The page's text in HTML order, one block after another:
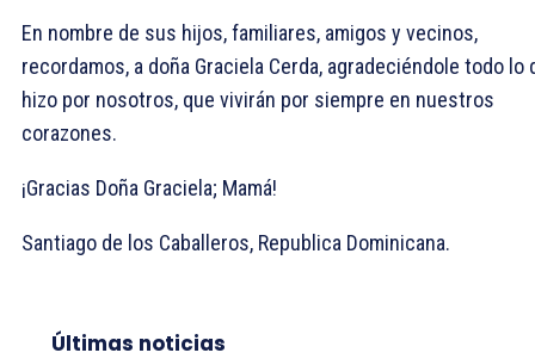
En nombre de sus hijos, familiares, amigos y vecinos,
recordamos, a doña Graciela Cerda, agradeciéndole todo lo
hizo por nosotros, que vivirán por siempre en nuestros
corazones.
¡Gracias Doña Graciela; Mamá!
Santiago de los Caballeros, Republica Dominicana.
Últimas noticias